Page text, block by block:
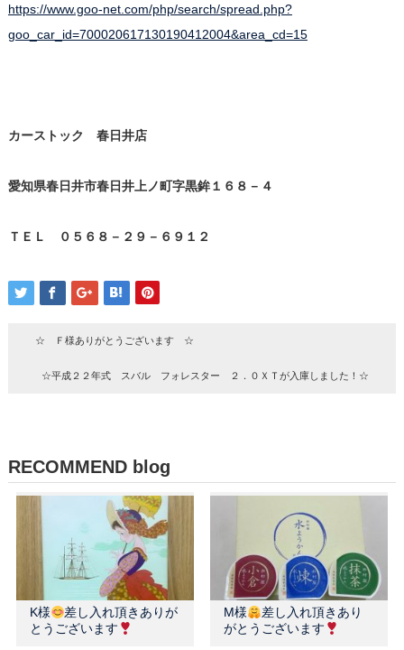
https://www.goo-net.com/php/search/spread.php?
goo_car_id=700020617130190412004&area_cd=15
カーストック 春日井店
愛知県春日井市春日井上ノ町字黒鉾１６８－４
ＴＥＬ ０５６８－２９－６９１２
☆ Ｆ様ありがとうございます ☆
☆平成２２年式 スバル フォレスター ２．０ＸＴが入庫しました！☆
RECOMMEND blog
K様
差し入れ頂きありが
とうございます
M様
差し入れ頂きあり
がとうございます